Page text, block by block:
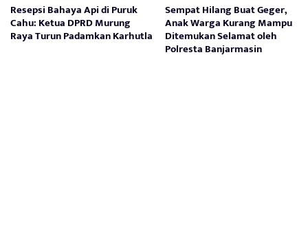
Resepsi Bahaya Api di Puruk
Cahu: Ketua DPRD Murung
Raya Turun Padamkan Karhutla
Sempat Hilang Buat Geger,
Anak Warga Kurang Mampu
Ditemukan Selamat oleh
Polresta Banjarmasin